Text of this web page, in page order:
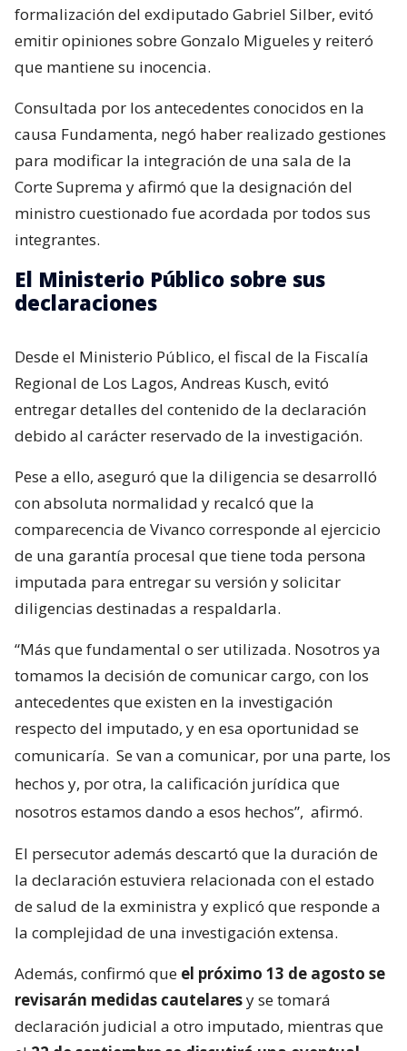
formalización del exdiputado Gabriel Silber, evitó
emitir opiniones sobre Gonzalo Migueles y reiteró
que mantiene su inocencia.
Consultada por los antecedentes conocidos en la
causa Fundamenta, negó haber realizado gestiones
para modificar la integración de una sala de la
Corte Suprema y afirmó que la designación del
ministro cuestionado fue acordada por todos sus
integrantes.
El Ministerio Público sobre sus
declaraciones
Desde el Ministerio Público, el fiscal de la Fiscalía
Regional de Los Lagos, Andreas Kusch, evitó
entregar detalles del contenido de la declaración
debido al carácter reservado de la investigación.
Pese a ello, aseguró que la diligencia se desarrolló
con absoluta normalidad y recalcó que la
comparecencia de Vivanco corresponde al ejercicio
de una garantía procesal que tiene toda persona
imputada para entregar su versión y solicitar
diligencias destinadas a respaldarla.
“Más que fundamental o ser utilizada. Nosotros ya
tomamos la decisión de comunicar cargo, con los
antecedentes que existen en la investigación
respecto del imputado, y en esa oportunidad se
comunicaría. Se van a comunicar, por una parte, los
hechos y, por otra, la calificación jurídica que
nosotros estamos dando a esos hechos”, afirmó.
El persecutor además descartó que la duración de
la declaración estuviera relacionada con el estado
de salud de la exministra y explicó que responde a
la complejidad de una investigación extensa.
Además, confirmó que el próximo 13 de agosto se
revisarán medidas cautelaresy se tomará
declaración judicial a otro imputado, mientras que